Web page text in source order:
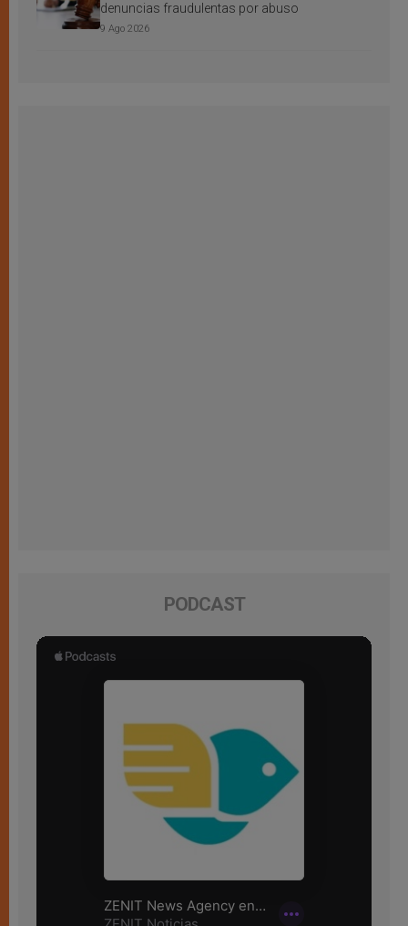
denuncias fraudulentas por abuso
9 Ago 2026
PODCAST